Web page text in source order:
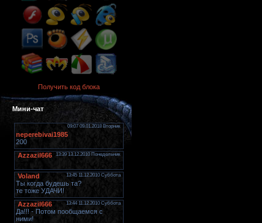
Получить код блока
Мини-чат